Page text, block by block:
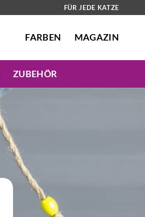
FÜR JEDE KATZE
FARBEN MAGAZIN
ZUBEHÖR